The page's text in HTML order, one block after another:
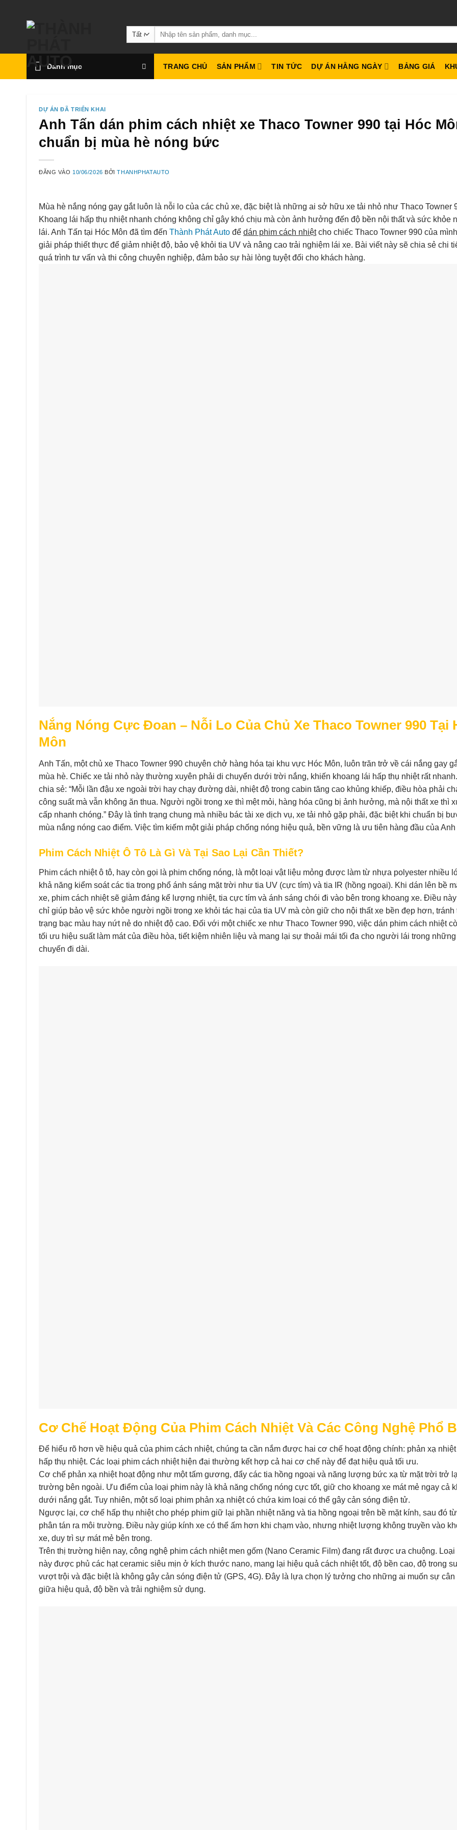
Tìm
kiếm:
Danh mục TRANG CHỦ SẢN PHẨM TIN TỨC DỰ ÁN HẰNG NGÀY BẢNG GIÁ
DỰ ÁN ĐÃ TRIỂN KHAI
Anh Tấn dán phim cách nhiệt xe Thaco Towner 990 tại Hóc
chuẩn bị mùa hè nóng bức
ĐĂNG VÀO 10/06/2026 BỞITHANHPHATAUTO
Mùa hè nắng nóng gay gắt luôn là nỗi lo của các chủ xe, đặc biệt là những ai sở hữu xe tải nhỏ như Thaco Towner
Khoang lái hấp thụ nhiệt nhanh chóng không chỉ gây khó chịu mà còn ảnh hưởng đến độ bền nội thất và sức khỏe
lái. Anh Tấn tại Hóc Môn đã tìm đến Thành Phát Auto để dán phim cách nhiệtcho chiếc Thaco Towner 990 của
giải pháp thiết thực để giảm nhiệt độ, bảo vệ khỏi tia UV và nâng cao trải nghiệm lái xe. Bài viết này sẽ chia sẻ chi
quá trình tư vấn và thi công chuyên nghiệp, đảm bảo sự hài lòng tuyệt đối cho khách hàng.
Nắng Nóng Cực Đoan – Nỗi Lo Của Chủ Xe Thaco Towner 990 Tại
Môn
Anh Tấn, một chủ xe Thaco Towner 990 chuyên chở hàng hóa tại khu vực Hóc Môn, luôn trăn trở về cái nắng gay
mùa hè. Chiếc xe tải nhỏ này thường xuyên phải di chuyển dưới trời nắng, khiến khoang lái hấp thụ nhiệt rất
chia sẻ: “Mỗi lần đậu xe ngoài trời hay chạy đường dài, nhiệt độ trong cabin tăng cao khủng khiếp, điều hòa phải
công suất mà vẫn không ăn thua. Người ngồi trong xe thì mệt mỏi, hàng hóa cũng bị ảnh hưởng, mà nội thất xe thì
cấp nhanh chóng.” Đây là tình trạng chung mà nhiều bác tài xe dịch vụ, xe tải nhỏ gặp phải, đặc biệt khi chuẩn bị
mùa nắng nóng cao điểm. Việc tìm kiếm một giải pháp chống nóng hiệu quả, bền vững là ưu tiên hàng đầu của Anh
Phim Cách Nhiệt Ô Tô Là Gì Và Tại Sao Lại Cần Thiết?
Phim cách nhiệt ô tô, hay còn gọi là phim chống nóng, là một loại vật liệu mỏng được làm từ nhựa polyester nhiều
khả năng kiểm soát các tia trong phổ ánh sáng mặt trời như tia UV (cực tím) và tia IR (hồng ngoại). Khi dán lên bề
xe, phim cách nhiệt sẽ giảm đáng kể lượng nhiệt, tia cực tím và ánh sáng chói đi vào bên trong khoang xe. Điều
chỉ giúp bảo vệ sức khỏe người ngồi trong xe khỏi tác hại của tia UV mà còn giữ cho nội thất xe bền đẹp hơn, tránh
trạng bạc màu hay nứt nẻ do nhiệt độ cao. Đối với một chiếc xe như Thaco Towner 990, việc dán phim cách nhiệt
tối ưu hiệu suất làm mát của điều hòa, tiết kiệm nhiên liệu và mang lại sự thoải mái tối đa cho người lái trong những
chuyến đi dài.
Cơ Chế Hoạt Động Của Phim Cách Nhiệt Và Các Công Nghệ Phổ
Để hiểu rõ hơn về hiệu quả của phim cách nhiệt, chúng ta cần nắm được hai cơ chế hoạt động chính: phản xạ nhiệt
hấp thụ nhiệt. Các loại phim cách nhiệt hiện đại thường kết hợp cả hai cơ chế này để đạt hiệu quả tối ưu.
Cơ chế phản xạ nhiệt hoạt động như một tấm gương, đẩy các tia hồng ngoại và năng lượng bức xạ từ mặt trời trở
trường bên ngoài. Ưu điểm của loại phim này là khả năng chống nóng cực tốt, giữ cho khoang xe mát mẻ ngay cả
dưới nắng gắt. Tuy nhiên, một số loại phim phản xạ nhiệt có chứa kim loại có thể gây cản sóng điện tử.
Ngược lại, cơ chế hấp thụ nhiệt cho phép phim giữ lại phần nhiệt năng và tia hồng ngoại trên bề mặt kính, sau đó
phân tán ra môi trường. Điều này giúp kính xe có thể ấm hơn khi chạm vào, nhưng nhiệt lượng không truyền vào
xe, duy trì sự mát mẻ bên trong.
Trên thị trường hiện nay, công nghệ phim cách nhiệt men gốm (Nano Ceramic Film) đang rất được ưa chuộng. Loại
này được phủ các hạt ceramic siêu mịn ở kích thước nano, mang lại hiệu quả cách nhiệt tốt, độ bền cao, độ trong
vượt trội và đặc biệt là không gây cản sóng điện tử (GPS, 4G). Đây là lựa chọn lý tưởng cho những ai muốn sự cân
giữa hiệu quả, độ bền và trải nghiệm sử dụng.